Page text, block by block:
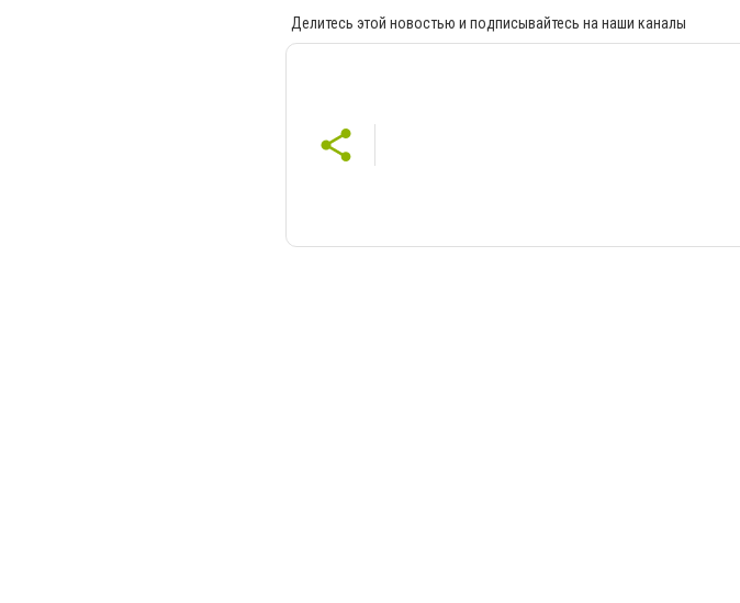
Делитесь этой новостью и подписывайтесь на наши каналы